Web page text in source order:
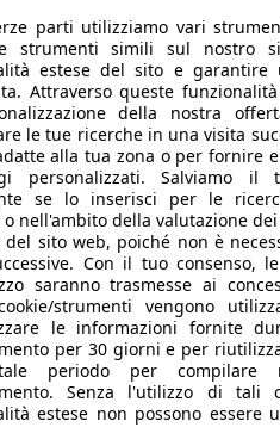
parti utilizziamo vari
strumenti simili sul nostro
estese del sito e garantire
Attraverso queste
della nostra
le tue ricerche in una visita
alla tua zona o per fornire
personalizzati. Salviamo il
se lo inserisci per le
nell'ambito della valutazione
del sito web, poiché non è
Con il tuo consenso,
saranno trasmesse ai
strumenti vengono
le informazioni fornite
per 30 giorni e per
periodo per compilare
Senza l'utilizzo di tali
estese non possono essere